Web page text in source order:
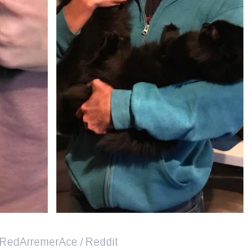
RedArremerAce / Reddit